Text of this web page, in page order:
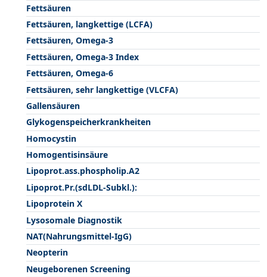
Fettsäuren
Fettsäuren, langkettige (LCFA)
Fettsäuren, Omega-3
Fettsäuren, Omega-3 Index
Fettsäuren, Omega-6
Fettsäuren, sehr langkettige (VLCFA)
Gallensäuren
Glykogenspeicherkrankheiten
Homocystin
Homogentisinsäure
Lipoprot.ass.phospholip.A2
Lipoprot.Pr.(sdLDL-Subkl.):
Lipoprotein X
Lysosomale Diagnostik
NAT(Nahrungsmittel-IgG)
Neopterin
Neugeborenen Screening